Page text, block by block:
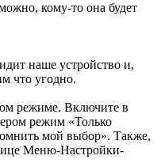
кому-то она будет
наше устройство и,
что угодно.
режиме. Включите в
режим «Только
мой выбор». Также,
Меню-Настройки-